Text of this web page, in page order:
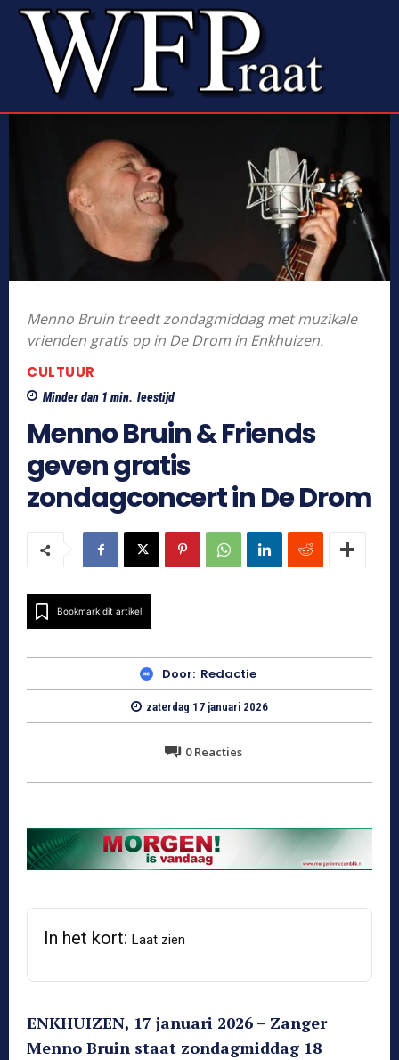
Menno Bruin treedt zondagmiddag met muzikale
vrienden gratis op in De Drom in Enkhuizen.
CULTUUR
Minder dan 1 min. leestijd
Menno Bruin & Friends
geven gratis
zondagconcert in De Drom
Bookmark dit artikel
Door: Redactie
zaterdag 17 januari 2026
0Reacties
In het kort: Laat zien
ENKHUIZEN, 17 januari 2026 – Zanger
Menno Bruin staat zondagmiddag 18